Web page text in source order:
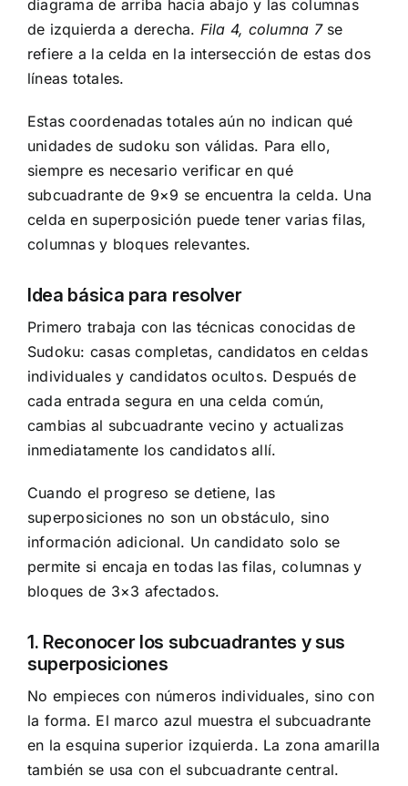
diagrama de arriba hacia abajo y las columnas
de izquierda a derecha. Fila 4, columna 7se
refiere a la celda en la intersección de estas dos
líneas totales.
Estas coordenadas totales aún no indican qué
unidades de sudoku son válidas. Para ello,
siempre es necesario verificar en qué
subcuadrante de 9×9 se encuentra la celda. Una
celda en superposición puede tener varias filas,
columnas y bloques relevantes.
Idea básica para resolver
Primero trabaja con las técnicas conocidas de
Sudoku: casas completas, candidatos en celdas
individuales y candidatos ocultos. Después de
cada entrada segura en una celda común,
cambias al subcuadrante vecino y actualizas
inmediatamente los candidatos allí.
Cuando el progreso se detiene, las
superposiciones no son un obstáculo, sino
información adicional. Un candidato solo se
permite si encaja en todas las filas, columnas y
bloques de 3×3 afectados.
1. Reconocer los subcuadrantes y sus
superposiciones
No empieces con números individuales, sino con
la forma. El marco azul muestra el subcuadrante
en la esquina superior izquierda. La zona amarilla
también se usa con el subcuadrante central.